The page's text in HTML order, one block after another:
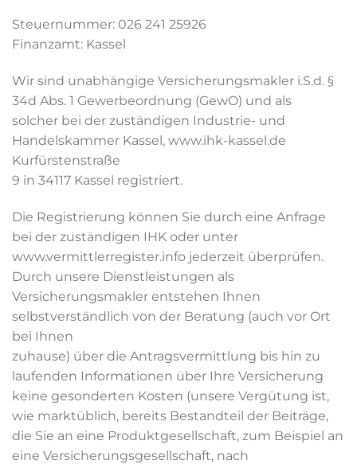
Steuernummer: 026 241 25926
Finanzamt: Kassel
Wir sind unabhängige Versicherungsmakler i.S.d. §
34d Abs. 1 Gewerbeordnung (GewO) und als
solcher bei der zuständigen Industrie- und
Handelskammer Kassel, www.ihk-kassel.de
Kurfürstenstraße
9 in 34117 Kassel registriert.
Die Registrierung können Sie durch eine Anfrage
bei der zuständigen IHK oder unter
www.vermittlerregister.info jederzeit überprüfen.
Durch unsere Dienstleistungen als
Versicherungsmakler entstehen Ihnen
selbstverständlich von der Beratung (auch vor Ort
bei Ihnen
zuhause) über die Antragsvermittlung bis hin zu
laufenden Informationen über Ihre Versicherung
keine gesonderten Kosten (unsere Vergütung ist,
wie marktüblich, bereits Bestandteil der Beiträge,
die Sie an eine Produktgesellschaft, zum Beispiel an
eine Versicherungsgesellschaft, nach